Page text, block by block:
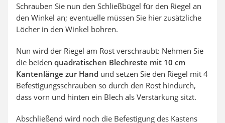
Schrauben Sie nun den Schließbügel für den Riegel an
den Winkel an; eventuelle müssen Sie hier zusätzliche
Löcher in den Winkel bohren.
Nun wird der Riegel am Rost verschraubt: Nehmen Sie
die beiden quadratischen Blechreste mit 10 cm
Kantenlänge zur Hand und setzen Sie den Riegel mit 4
Befestigungsschrauben so durch den Rost hindurch,
dass vorn und hinten ein Blech als Verstärkung sitzt.
Abschließend wird noch die Befestigung des Kastens